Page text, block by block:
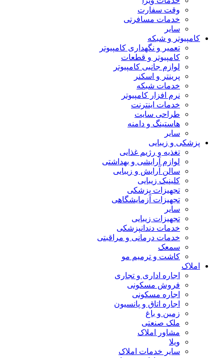
وقت سفارت
خدمات مسافرتی
سایر
کامپیوتر و شبکه
تعمیر و نگهداری کامپیوتر
کامپیوتر و قطعات
لوازم جانبی کامپیوتر
پرینتر و اسکنر
خدمات شبکه
نرم افزار کامپیوتر
خدمات اینترنت
طراحی سایت
هاستینگ و دامنه
سایر
پزشکی و زیبایی
تغذیه و رژیم غذایی
لوازم آرایشی و بهداشتی
سالن آرایش و زیبایی
کلینیک زیبایی
تجهیزات پزشکی
تجهیزات آزمایشگاهی
سایر
تجهیزات زیبایی
خدمات دندانپزشکی
خدمات درمانی و مراقبتی
سمعک
کاشت و ترمیم مو
املاک
اجاره اداری و تجاری
فروش مسکونی
اجاره مسکونی
اجاره اتاق و پانسیون
زمین و باغ
ملک صنعتی
مشاور املاک
ویلا
سایر خدمات املاک